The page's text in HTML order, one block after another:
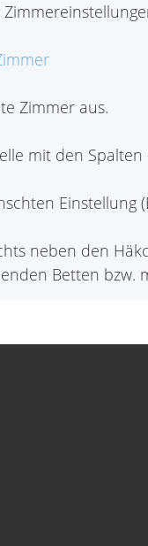
Zimmer aus.
mit den
neben den
Betten bzw.